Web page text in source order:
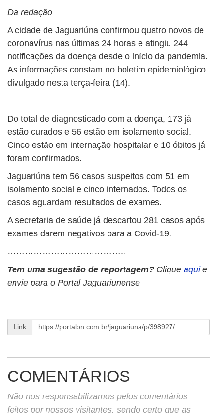
Da redação
A cidade de Jaguariúna confirmou quatro novos de
coronavírus nas últimas 24 horas e atingiu 244
notificações da doença desde o início da pandemia.
As informações constam no boletim epidemiológico
divulgado nesta terça-feira (14).
Do total de diagnosticado com a doença, 173 já
estão curados e 56 estão em isolamento social.
Cinco estão em internação hospitalar e 10 óbitos já
foram confirmados.
Jaguariúna tem 56 casos suspeitos com 51 em
isolamento social e cinco internados. Todos os
casos aguardam resultados de exames.
A secretaria de saúde já descartou 281 casos após
exames darem negativos para a Covid-19.
…………………………………..
Tem uma sugestão de reportagem? Clique aqui e
envie para o Portal Jaguariunense
Link
COMENTÁRIOS
Não nos responsabilizamos pelos comentários
feitos por nossos visitantes, sendo certo que as